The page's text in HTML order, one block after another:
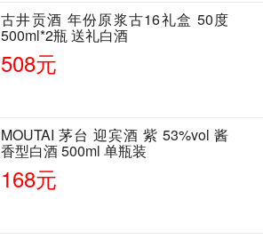
古井贡酒 年份原浆古16礼盒 50度
500ml*2瓶 送礼白酒
508元
MOUTAI 茅台 迎宾酒 紫 53%vol 酱
香型白酒 500ml 单瓶装
168元